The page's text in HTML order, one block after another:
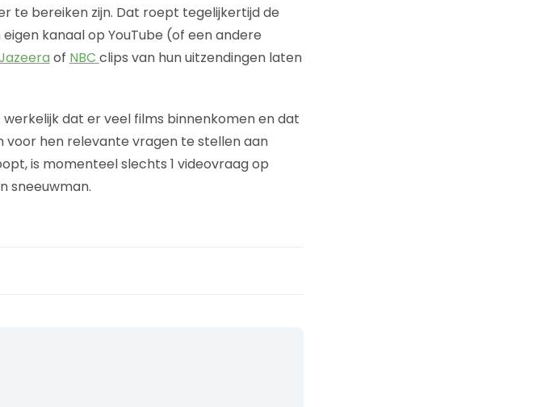
te bereiken zijn. Dat roept tegelijkertijd de
kanaal op YouTube (of een andere
of NBC clips van hun uitzendingen laten
dat er veel films binnenkomen en dat
voor hen relevante vragen te stellen aan
is momenteel slechts 1 videovraag op
sneeuwman.